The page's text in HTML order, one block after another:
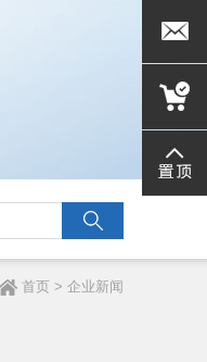
首页 > 企业新闻
0519-